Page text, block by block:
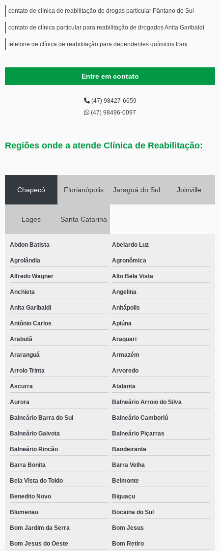
contato de clínica de reabilitação de drogas particular Pântano do Sul
contato de clínica particular para reabilitação de drogados Anita Garibaldi
telefone de clínica de reabilitação para dependentes químicos Irani
Entre em contato
(47) 98427-6659
(47) 98496-0097
Regiões onde a atende Clínica de Reabilitação:
Chapecó Florianópolis Jaraguá do Sul Joinville
Lages Santa Catarina
Abdon Batista Abelardo Luz
Agrolândia Agronômica
Alfredo Wagner Alto Bela Vista
Anchieta Angelina
Anita Garibaldi Anitápolis
Antônio Carlos Apiúna
Arabutã Araquari
Araranguá Armazém
Arroio Trinta Arvoredo
Ascurra Atalanta
Aurora Balneário Arroio do Silva
Balneário Barra do Sul Balneário Camboriú
Balneário Gaivota Balneário Piçarras
Balneário Rincão Bandeirante
Barra Bonita Barra Velha
Bela Vista do Toldo Belmonte
Benedito Novo Biguaçu
Blumenau Bocaina do Sul
Bom Jardim da Serra Bom Jesus
Bom Jesus do Oeste Bom Retiro